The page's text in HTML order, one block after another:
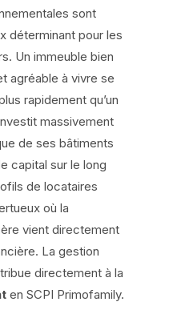
sont
déterminant pour les
Un immeuble bien
agréable à vivre se
rapidement qu’un
massivement
de ses bâtiments
capital sur le long
de locataires
où la
vient directement
La gestion
directement à la
en SCPI Primofamily.